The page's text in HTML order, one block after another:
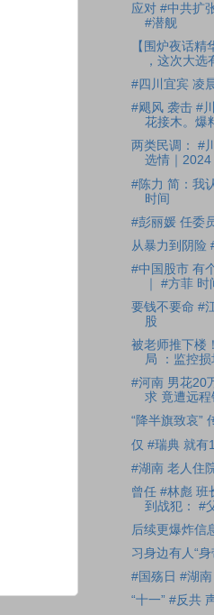
应对 #中共扩
#潜舰
【围炉夜话
，这次大
#四川宜宾 凌
#飓风 袭击 #
花接木。爆
两类民调： #
选情｜
#陈力 简：我
时间
#彭丽媛 任委
从暴力到阴险
#中国股市 有
｜ #方菲 时
要钱不要命 #
股
被老师推下楼
局 ：监控损
#河南 男花20
求 竟遭远程
“降半旗致哀”
仅 #瑞典 就有
#湖南 老人住
曾任 #林彪 班
到战犯： #
后续更爆炸信
习身边有人“身
#国殇日 #湖
“十一” #反共